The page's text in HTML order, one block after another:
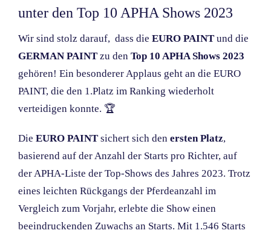
Bild
unter den Top 10 APHA Shows 2023
Wir sind stolz darauf, dass die EURO PAINT und die
GERMAN PAINT zu den Top 10 APHA Shows 2023
gehören! Ein besonderer Applaus geht an die EURO
PAINT, die den 1.Platz im Ranking wiederholt
verteidigen konnte. 🏆
Die EURO PAINT sichert sich den ersten Platz,
basierend auf der Anzahl der Starts pro Richter, auf
der APHA-Liste der Top-Shows des Jahres 2023. Trotz
eines leichten Rückgangs der Pferdeanzahl im
Vergleich zum Vorjahr, erlebte die Show einen
beeindruckenden Zuwachs an Starts. Mit 1.546 Starts